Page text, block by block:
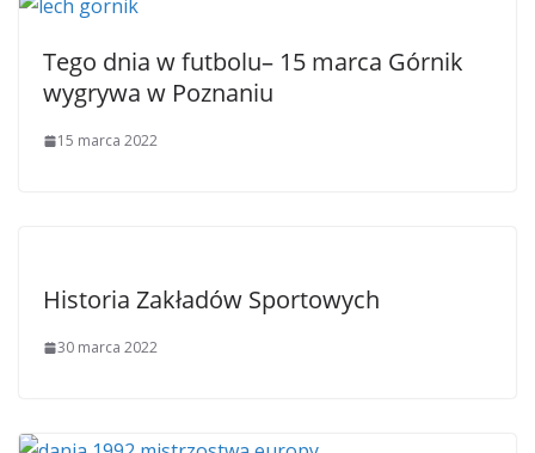
Tego dnia w futbolu– 15 marca Górnik
wygrywa w Poznaniu
15 marca 2022
Historia Zakładów Sportowych
30 marca 2022